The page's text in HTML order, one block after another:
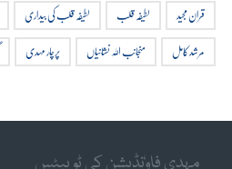
قران مجید
لطیفہ قلب لطیفہ قلب کی بیداری
مرشد کامل
منجانب اللہ نشانیاں پرچار مہدی
مہدی فاوٗنڈیشن کی ٹوییٹس